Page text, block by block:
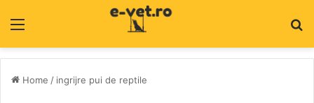
Home / ingrijre pui de reptile